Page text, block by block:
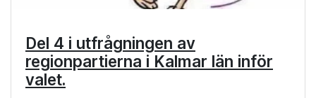
Del 4 i utfrågningen av
regionpartierna i Kalmar län inför
valet.